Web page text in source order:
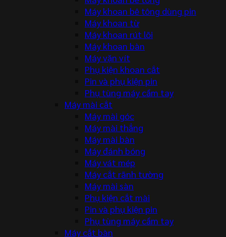
Máy khoan bê tông dùng pin
Máy khoan từ
Máy khoan rút lõi
Máy khoan bàn
Máy vặn vít
Phụ kiện khoan cắt
Pin và phụ kiện pin
Phụ tùng máy cầm tay
Máy mài cắt
Máy mài góc
Máy mài thẳng
Máy mài bàn
Máy đánh bóng
Máy vát mép
Máy cắt rãnh tường
Máy mài sàn
Phụ kiện cắt mài
Pin và phụ kiện pin
Phụ tùng máy cầm tay
Máy cắt bàn